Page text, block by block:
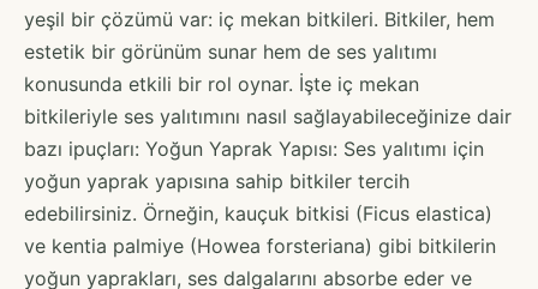
yeşil bir çözümü var: iç mekan bitkileri. Bitkiler, hem
estetik bir görünüm sunar hem de ses yalıtımı
konusunda etkili bir rol oynar. İşte iç mekan
bitkileriyle ses yalıtımını nasıl sağlayabileceğinize dair
bazı ipuçları: Yoğun Yaprak Yapısı: Ses yalıtımı için
yoğun yaprak yapısına sahip bitkiler tercih
edebilirsiniz. Örneğin, kauçuk bitkisi (Ficus elastica)
ve kentia palmiye (Howea forsteriana) gibi bitkilerin
yoğun yaprakları, ses dalgalarını absorbe eder ve